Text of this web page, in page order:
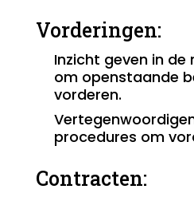
Vorderingen:
Inzicht geven in de
om openstaande
vorderen.
procedures om
Contracten: